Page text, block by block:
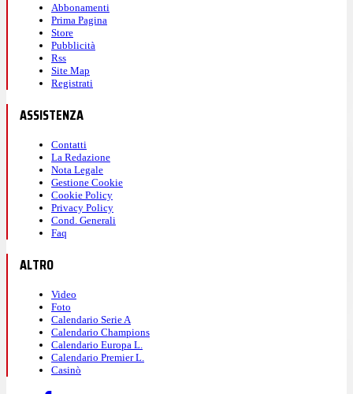
Abbonamenti
Prima Pagina
Store
Pubblicità
Rss
Site Map
Registrati
ASSISTENZA
Contatti
La Redazione
Nota Legale
Gestione Cookie
Cookie Policy
Privacy Policy
Cond. Generali
Faq
ALTRO
Video
Foto
Calendario Serie A
Calendario Champions
Calendario Europa L.
Calendario Premier L.
Casinò